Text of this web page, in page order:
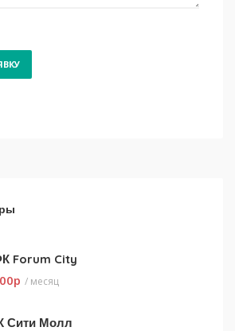
Forum City
p / месяц
Сити Молл